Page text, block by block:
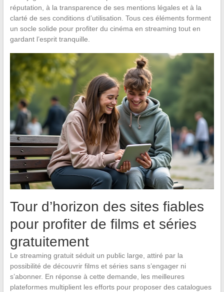
réputation, à la transparence de ses mentions légales et à la
clarté de ses conditions d’utilisation. Tous ces éléments forment
un socle solide pour profiter du cinéma en streaming tout en
gardant l’esprit tranquille.
Tour d’horizon des sites fiables
pour profiter de films et séries
gratuitement
Le streaming gratuit séduit un public large, attiré par la
possibilité de découvrir films et séries sans s’engager ni
s’abonner. En réponse à cette demande, les meilleures
plateformes multiplient les efforts pour proposer des catalogues